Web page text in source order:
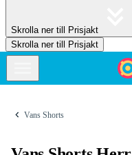
Skrolla ner till Prisjakt
Skrolla ner till Prisjakt
Vans Shorts